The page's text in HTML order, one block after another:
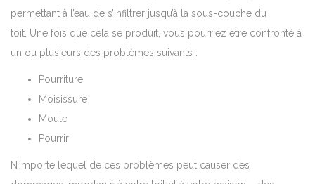
permettant à l’eau de s’infiltrer jusqu’à la sous-couche du
toit. Une fois que cela se produit, vous pourriez être confronté à
un ou plusieurs des problèmes suivants :
Pourriture
Moisissure
Moule
Pourrir
N’importe lequel de ces problèmes peut causer des